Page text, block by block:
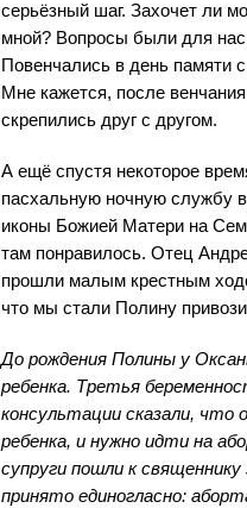
серьёзный шаг. Захочет ли
мной? Вопросы были для
Повенчались в день памяти
Мне кажется, после
скрепились друг с другом.
А ещё спустя некоторое
пасхальную ночную службу
иконы Божией Матери на
там понравилось. Отец
прошли малым крестным
что мы стали Полину
До рождения Полины у
ребенка. Третья
консультации сказали,
ребенка, и нужно идти на
супруги пошли к
принято единогласно: